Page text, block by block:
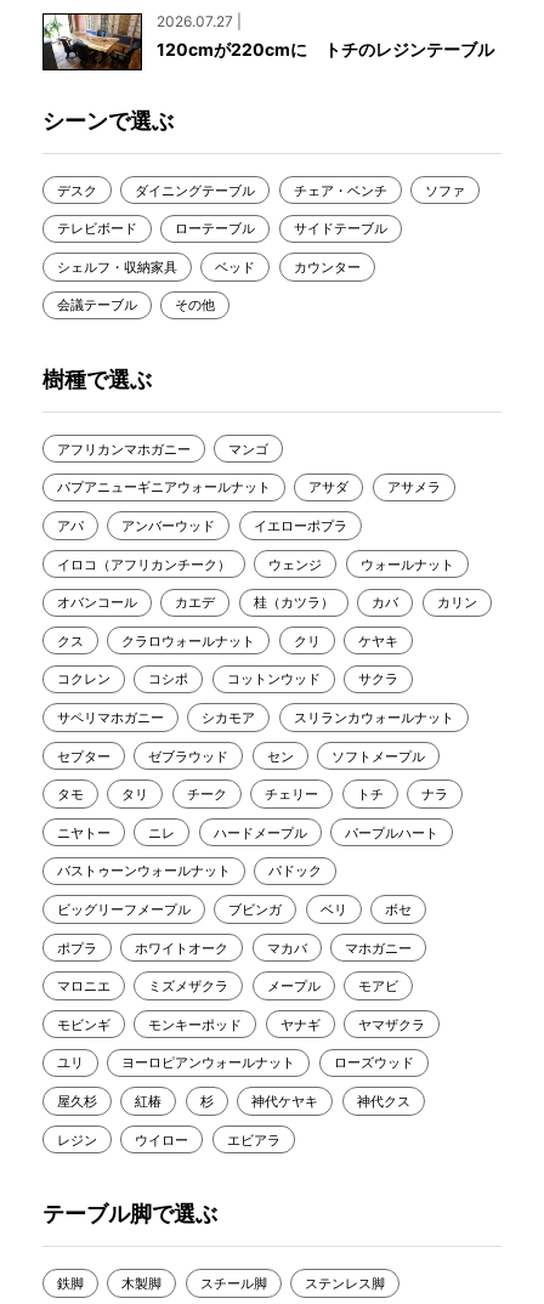
2026.07.27 |
120cmが220cmに トチのレジンテーブル
シーンで選ぶ
デスク ダイニングテーブル チェア・ベンチ ソファ
テレビボード ローテーブル サイドテーブル
シェルフ・収納家具 ベッド カウンター
会議テーブル その他
樹種で選ぶ
アフリカンマホガニー マンゴ
パプアニューギニアウォールナット アサダ アサメラ
アパ アンバーウッド イエローポプラ
イロコ（アフリカンチーク） ウェンジ ウォールナット
オバンコール カエデ 桂（カツラ） カバ カリン
クス クラロウォールナット クリ ケヤキ
コクレン コシポ コットンウッド サクラ
サペリマホガニー シカモア スリランカウォールナット
セプター ゼブラウッド セン ソフトメープル
タモ タリ チーク チェリー トチ ナラ
ニヤトー ニレ ハードメープル パープルハート
バストゥーンウォールナット パドック
ビッグリーフメープル ブビンガ ベリ ボセ
ポプラ ホワイトオーク マカバ マホガニー
マロニエ ミズメザクラ メープル モアビ
モビンギ モンキーポッド ヤナギ ヤマザクラ
ユリ ヨーロピアンウォールナット ローズウッド
屋久杉 紅椿 杉 神代ケヤキ 神代クス
レジン ウイロー エビアラ
テーブル脚で選ぶ
鉄脚 木製脚 スチール脚 ステンレス脚